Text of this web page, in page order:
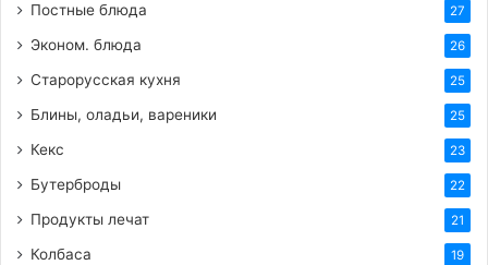
Постные блюда 27
Эконом. блюда 26
Старорусская кухня 25
Блины, оладьи, вареники 25
Кекс 23
Бутерброды 22
Продукты лечат 21
Колбаса 19